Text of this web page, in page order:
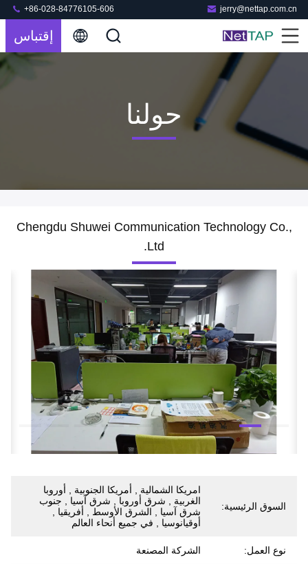
jerry@nettap.com.cn
+86-028-84776105-606
إقتباس
حولنا
Chengdu Shuwei Communication Technology Co.,
Ltd.
السوق الرئيسية:
امريكا الشمالية , أمريكا الجنوبية , أوروبا
الغربية , شرق أوروبا , شرق آسيا , جنوب
شرق آسيا , الشرق الأوسط , أفريقيا ,
أوقيانوسيا , في جميع أنحاء العالم
نوع العمل: الشركة المصنعة